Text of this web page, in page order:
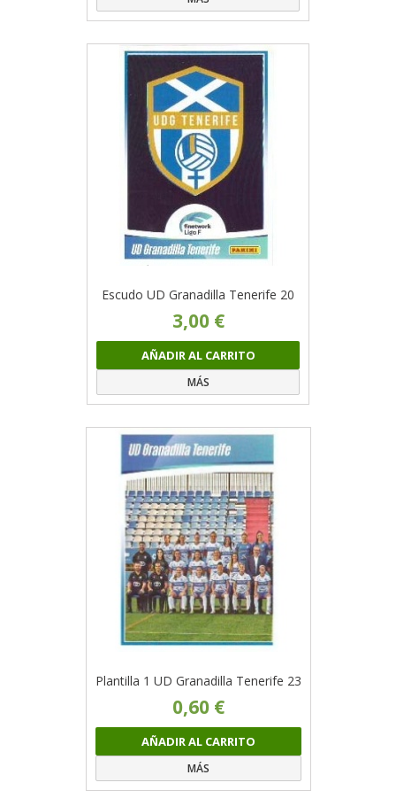
Escudo UD Granadilla Tenerife 20
3,00 €
AÑADIR AL CARRITO
MÁS
Plantilla 1 UD Granadilla Tenerife 23
0,60 €
AÑADIR AL CARRITO
MÁS